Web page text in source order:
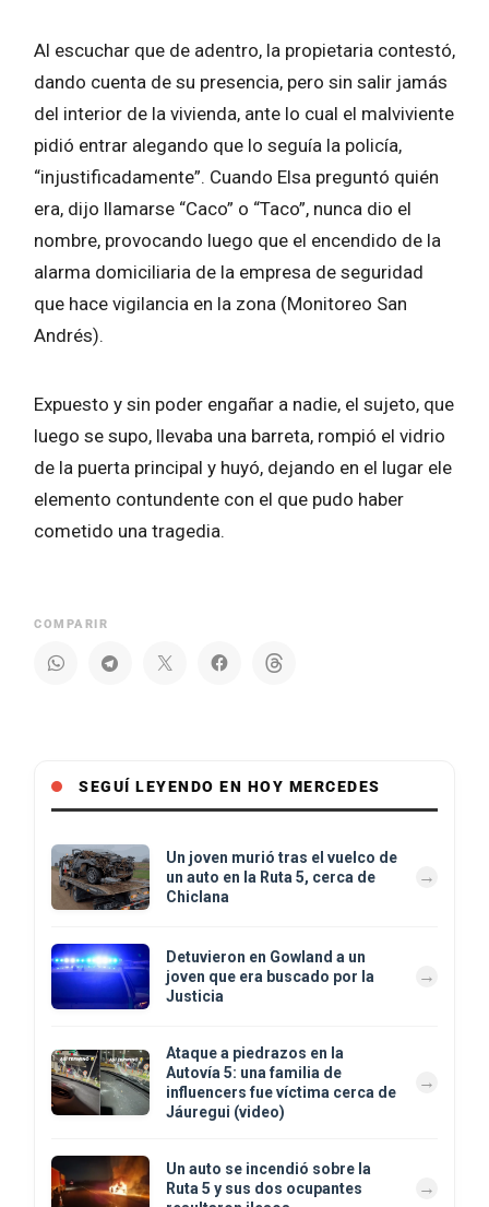
Al escuchar que de adentro, la propietaria contestó,
dando cuenta de su presencia, pero sin salir jamás
del interior de la vivienda, ante lo cual el malviviente
pidió entrar alegando que lo seguía la policía,
“injustificadamente”. Cuando Elsa preguntó quién
era, dijo llamarse “Caco” o “Taco”, nunca dio el
nombre, provocando luego que el encendido de la
alarma domiciliaria de la empresa de seguridad
que hace vigilancia en la zona (Monitoreo San
Andrés).
Expuesto y sin poder engañar a nadie, el sujeto, que
luego se supo, llevaba una barreta, rompió el vidrio
de la puerta principal y huyó, dejando en el lugar ele
elemento contundente con el que pudo haber
cometido una tragedia.
COMPARIR
SEGUÍ LEYENDO EN HOY MERCEDES
Un joven murió tras el vuelco de
un auto en la Ruta 5, cerca de
Chiclana
Detuvieron en Gowland a un
joven que era buscado por la
Justicia
Ataque a piedrazos en la
Autovía 5: una familia de
influencers fue víctima cerca de
Jáuregui (video)
Un auto se incendió sobre la
Ruta 5 y sus dos ocupantes